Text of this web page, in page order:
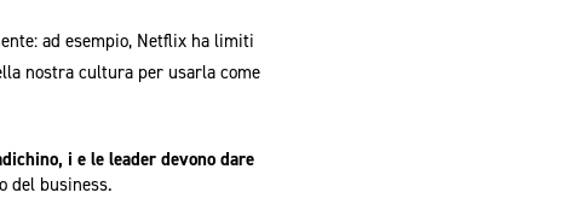
ad esempio, Netflix ha limiti
nostra cultura per usarla come
i e le leader devono dare
del business.